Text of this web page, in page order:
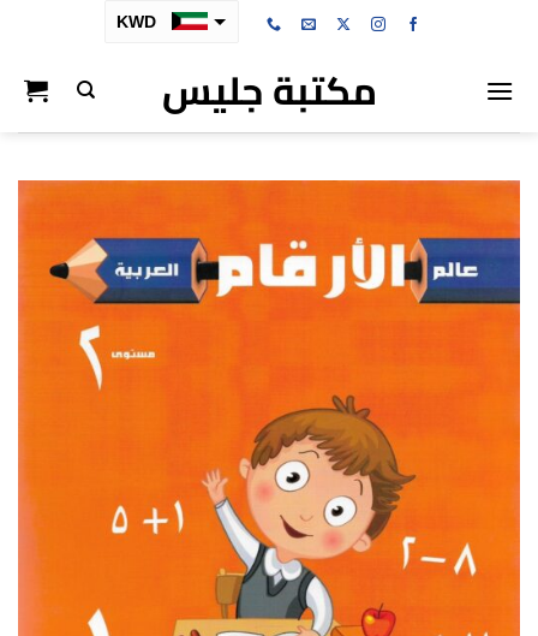
KWD
QAR
مكتبة جليس